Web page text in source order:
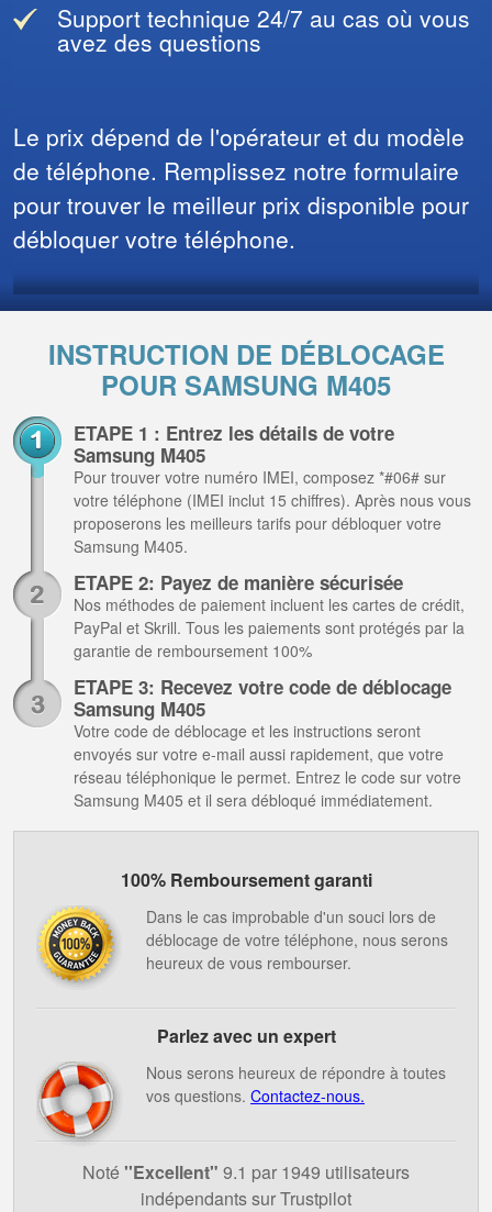
Support technique 24/7 au cas où vous
avez des questions
Le prix dépend de l'opérateur et du modèle
de téléphone. Remplissez notre formulaire
pour trouver le meilleur prix disponible pour
débloquer votre téléphone.
INSTRUCTION DE DÉBLOCAGE
POUR SAMSUNG M405
ETAPE 1 : Entrez les détails de votre
Samsung M405
Pour trouver votre numéro IMEI, composez *#06# sur
votre téléphone (IMEI inclut 15 chiffres). Après nous vous
proposerons les meilleurs tarifs pour débloquer votre
Samsung M405.
ETAPE 2: Payez de manière sécurisée
Nos méthodes de paiement incluent les cartes de crédit,
PayPal et Skrill. Tous les paiements sont protégés par la
garantie de remboursement 100%
ETAPE 3: Recevez votre code de déblocage
Samsung M405
Votre code de déblocage et les instructions seront
envoyés sur votre e-mail aussi rapidement, que votre
réseau téléphonique le permet. Entrez le code sur votre
Samsung M405 et il sera débloqué immédiatement.
100% Remboursement garanti
Dans le cas improbable d'un souci lors de
déblocage de votre téléphone, nous serons
heureux de vous rembourser.
Parlez avec un expert
Nous serons heureux de répondre à toutes
vos questions. Contactez-nous.
Noté ''Excellent" 9.1 par 1949 utilisateurs
indépendants sur Trustpilot